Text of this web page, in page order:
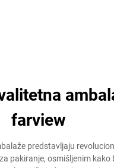
farview
predstavljaju
pakiranje, osmišljenim kako